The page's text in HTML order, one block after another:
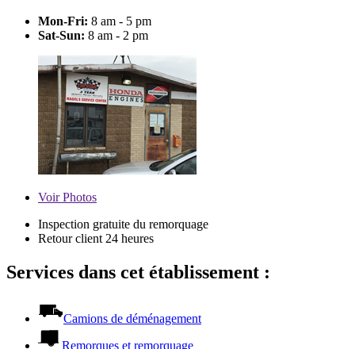
Mon-Fri: 8 am - 5 pm
Sat-Sun: 8 am - 2 pm
VoirPhotos
Inspection gratuite du remorquage
Retour client 24 heures
Services dans cet établissement :
Camions de déménagement
Remorques et remorquage